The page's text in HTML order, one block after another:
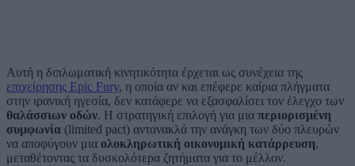
Αυτή η διπλωματική κινητικότητα έρχεται ως συνέχεια της
επιχείρησης Epic Fury, η οποία αν και επέφερε καίρια πλήγματα
στην ιρανική ηγεσία, δεν κατάφερε να εξασφαλίσει τον έλεγχο των
θαλάσσιων οδών. Η στρατηγική επιλογή για μια περιορισμένη
συμφωνία (limited pact) αντανακλά την ανάγκη των δύο πλευρών
να αποφύγουν μια ολοκληρωτική οικονομική κατάρρευση,
μεταθέτοντας τα δυσκολότερα ζητήματα για το μέλλον.